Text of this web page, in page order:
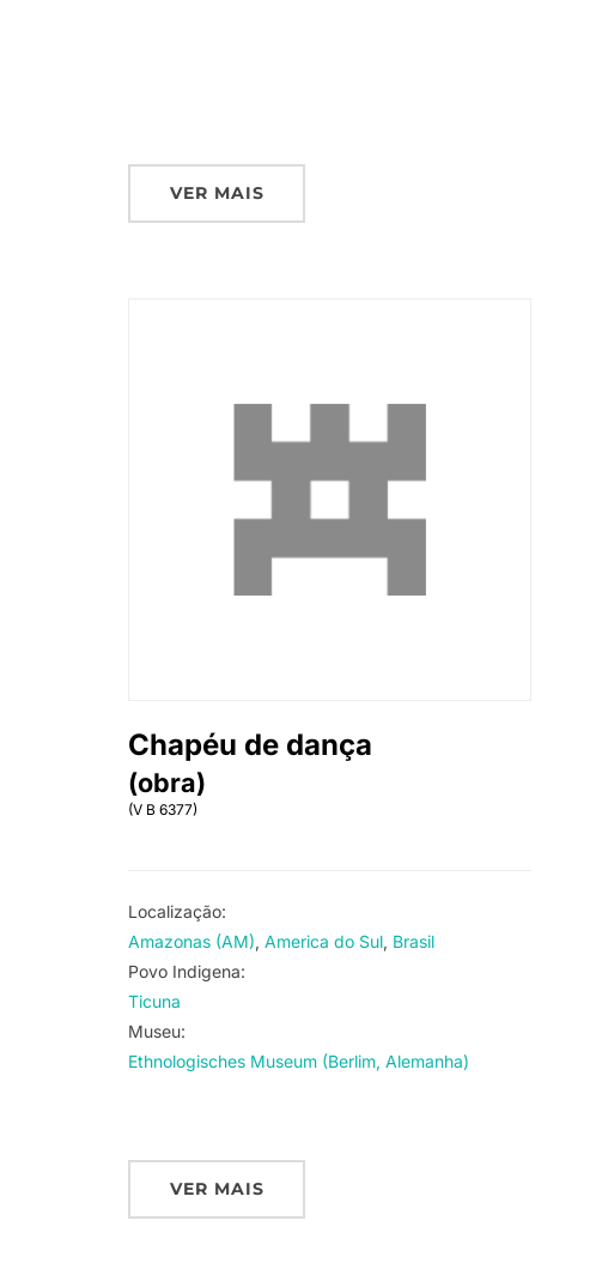
VER MAIS
Chapéu de dança
(obra)
(V B 6377)
Localização:
Amazonas (AM) America do Sul Brasil
Povo Indigena:
Ticuna
Museu:
Ethnologisches Museum (Berlim, Alemanha)
VER MAIS